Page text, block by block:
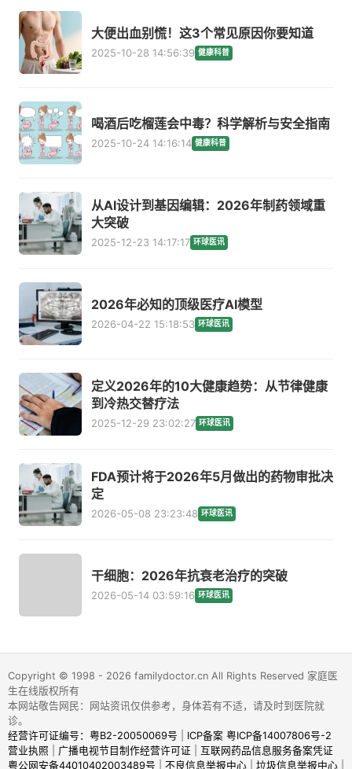
大便出血别慌！这3个常见原因你要知道
2025-10-28 14:56:39 健康科普
喝酒后吃榴莲会中毒？科学解析与安全指南
2025-10-24 14:16:14 健康科普
从AI设计到基因编辑：2026年制药领域重
大突破
2025-12-23 14:17:17 环球医讯
2026年必知的顶级医疗AI模型
2026-04-22 15:18:53 环球医讯
定义2026年的10大健康趋势：从节律健康
到冷热交替疗法
2025-12-29 23:02:27 环球医讯
FDA预计将于2026年5月做出的药物审批决
定
2026-05-08 23:23:48 环球医讯
干细胞：2026年抗衰老治疗的突破
2026-05-14 03:59:16 环球医讯
Copyright © 1998 - 2026 familydoctor.cn All Rights Reserved 家庭医
生在线版权所有
本网站敬告网民：网站资讯仅供参考，身体若有不适，请及时到医院就
诊。
经营许可证编号：粤B2-20050069号
ICP备案 粤ICP备14007806号-2
营业执照
广播电视节目制作经营许可证
互联网药品信息服务备案凭证
粤公网安备44010402003489号
不良信息举报中心| 垃圾信息举报中心|